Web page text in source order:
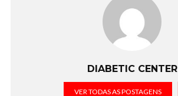
DIABETIC CENTER
VER TODAS AS POSTAGENS